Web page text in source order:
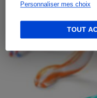
Personnaliser mes choix
TOUT